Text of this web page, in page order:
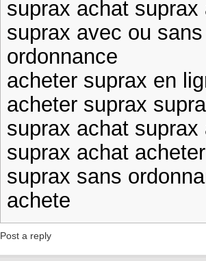
suprax achat suprax
suprax avec ou
ordonnance
acheter suprax en
acheter suprax
suprax achat
suprax achat
suprax sans
achete
Post a reply